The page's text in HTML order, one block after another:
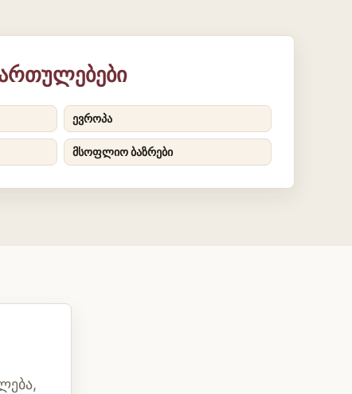
ევროპა
მსოფლიო ბაზრები